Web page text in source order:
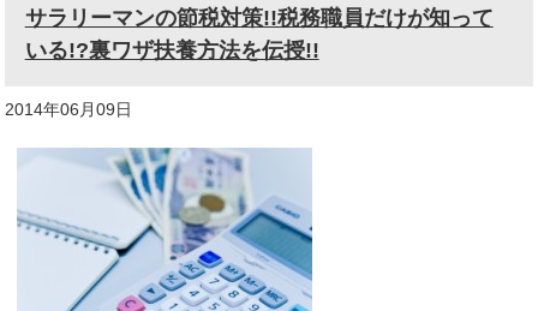
サラリーマンの節税対策!!税務職員だけが知って
いる!?裏ワザ扶養方法を伝授!!
2014年06月09日